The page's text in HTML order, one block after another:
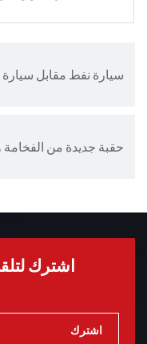
سيارة نفط مقابل سيارة
اشترك